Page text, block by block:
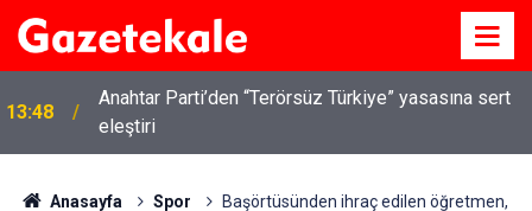
13:48
Anahtar Parti’den “Terörsüz Türkiye” yasasına sert
eleştiri
Anasayfa Spor
Başörtüsünden ihraç edilen öğretmen,